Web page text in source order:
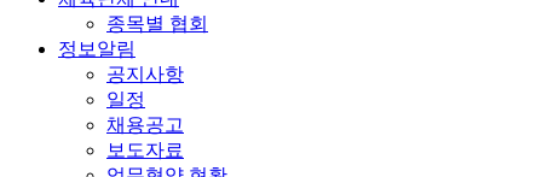
종목별 협회
정보알림
공지사항
일정
채용공고
보도자료